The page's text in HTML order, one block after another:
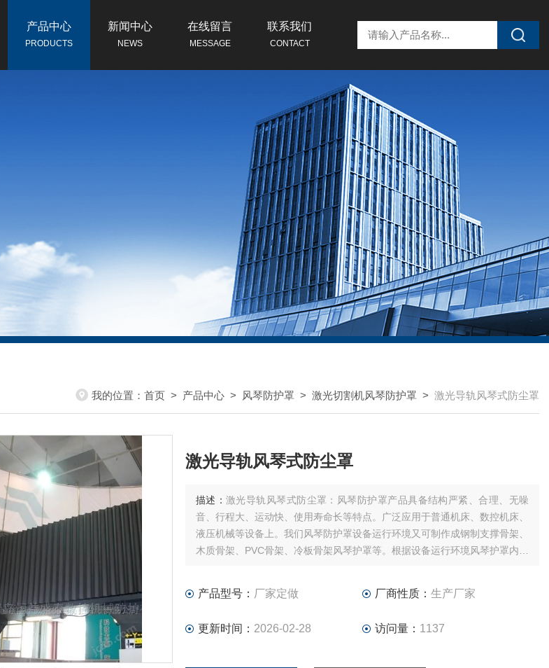
产品中心
PRODUCTS
新闻中心
NEWS
在线留言
MESSAGE
联系我们
CONTACT
我的位置： 首页 > 产品中心 > 风琴防护罩 > 激光切割机风琴防护罩 > 激光导轨风琴式防尘罩
激光导轨风琴式防尘罩
描述： 激光导轨风琴式防尘罩：风琴防护罩产品具备结构严紧、合理、无噪
音、行程大、运动快、使用寿命长等特点。广泛应用于普通机床、数控机床、
液压机械等设备上。我们风琴防护罩设备运行环境又可制作成钢制支撑骨架、
木质骨架、PVC骨架、冷板骨架风琴护罩等。根据设备运行环境风琴护罩内部
产品型号： 厂家定做 厂商性质： 生产厂家
更新时间： 2026-02-28 访问量： 1137